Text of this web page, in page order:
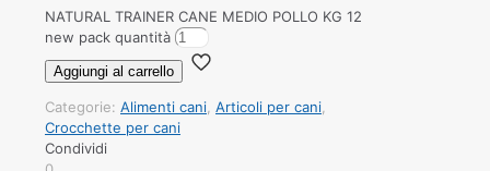
NATURAL TRAINER CANE MEDIO POLLO KG 12
new pack quantità
Aggiungi al carrello
Categorie: Alimenti cani, Articoli per cani,
Crocchette per cani
Condividi